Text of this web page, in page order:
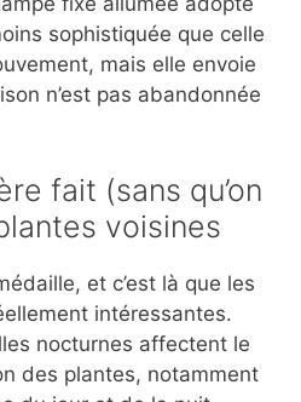
sophistiquée que celle
mais elle envoie
n’est pas abandonnée
fait (sans qu’on
voisines
et c’est là que les
intéressantes.
nocturnes affectent le
des plantes, notamment